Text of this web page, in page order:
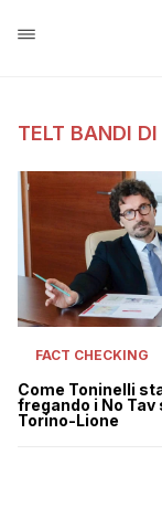
TELT BANDI DI
FACT CHECKING
Come Toninelli
fregando i No Tav
Torino-Lione